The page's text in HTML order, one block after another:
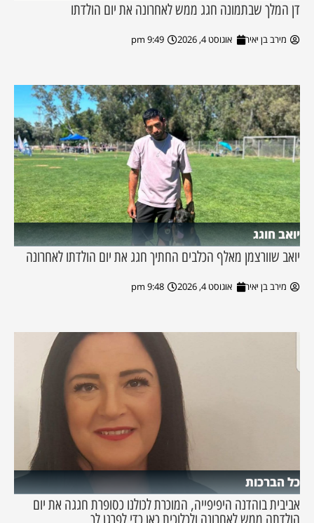
דן המלך שבתמונה חגג ממש לאחרונה את יום הולדתו
מירב בן יאיר אוגוסט 4, 2026 9:49 pm
יואב חוגג
יואב שוורצמן מאלף הכלבים החתיך חגג את יום הולדתו לאחרונה
מירב בן יאיר אוגוסט 4, 2026 9:48 pm
כל הברכות
אביבית בוהדנה היפיפייה, המוכרת לכולנו כסופרת חגגה את יום
הולדתה ממש לאחרונה ולכלוכית כאן כדי לפרגן לך